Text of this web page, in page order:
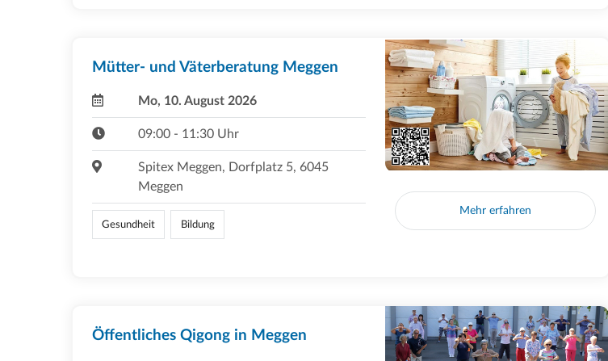
Mütter- und Väterberatung Meggen
Mo, 10. August 2026
09:00 - 11:30 Uhr
Spitex Meggen, Dorfplatz 5, 6045
Meggen
Gesundheit Bildung
Mehr erfahren
Öffentliches Qigong in Meggen